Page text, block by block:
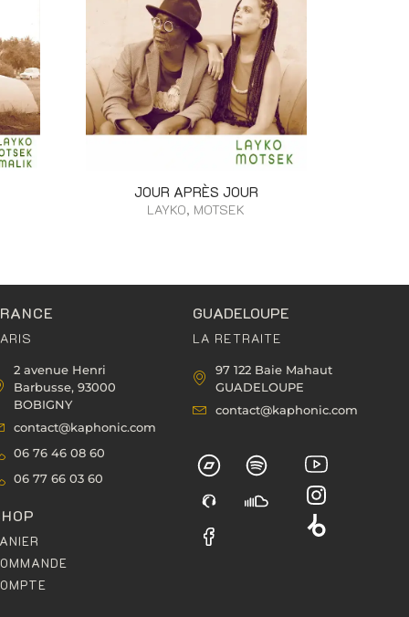
JOUR APRÈS JOUR
LAYKO, MOTSEK
2 avenue Henri
Barbusse, 93000
BOBIGNY
contact@kaphonic.com
06 76 46 08 60
06 77 66 03 60
GUADELOUPE
LA RETRAITE
97 122 Baie Mahaut
GUADELOUPE
contact@kaphonic.com